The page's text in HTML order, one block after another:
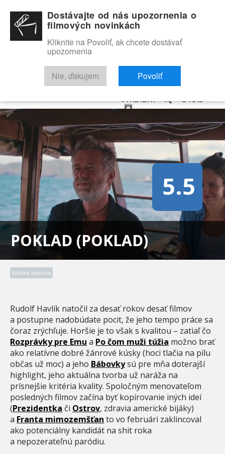
RECENZIE TRAILERY FILMOVÁ DATABÁZA
VYHĽADAŤ O NÁS
POKLAD (POKLAD)
5.5
Filmová recenzia
Rudolf Havlík natočil za desať rokov desať filmov
a postupne nadobúdate pocit, že jeho tempo práce sa
čoraz zrýchľuje. Horšie je to však s kvalitou – zatiaľ čo
Rozprávky pre Emu a Po čom muži túžia možno brať
ako relatívne dobré žánrové kúsky (hoci tlačia na pílu
občas už moc) a jeho Bábovkysú pre mňa doterajší
highlight, jeho aktuálna tvorba už naráža na
prísnejšie kritéria kvality. Spoločným menovateľom
posledných filmov začína byť kopírovanie iných ideí
(Prezidentka či Ostrov, zdravia americké bijáky)
a Franta mimozemšťan to vo februári zaklincoval
ako potenciálny kandidát na shit roka
a nepozerateľnú paródiu.
Dostávajte od nás upozornenia o
filmových novinkách
Kliknite na Povoliť, ak chcete dostávať
upozornenia
Nie, ďakujem Povoliť